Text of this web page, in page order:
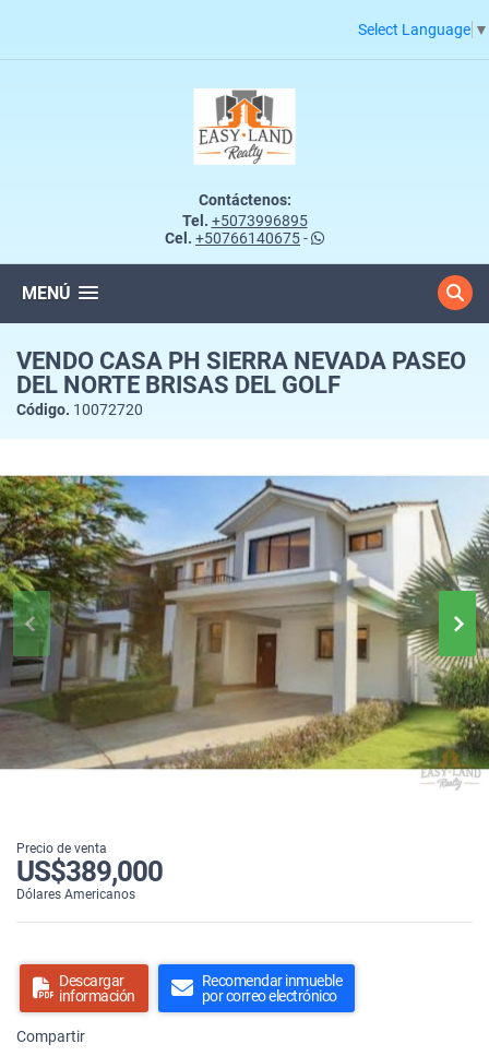
Select Language ▼
Contáctenos:
Tel. +5073996895
Cel. +50766140675-
MENÚ
VENDO CASA PH SIERRA NEVADA PASEO
DEL NORTE BRISAS DEL GOLF
Código. 10072720
Precio de venta
US$389,000
Dólares Americanos
Descargar
información
Recomendar inmueble
por correo electrónico
Compartir